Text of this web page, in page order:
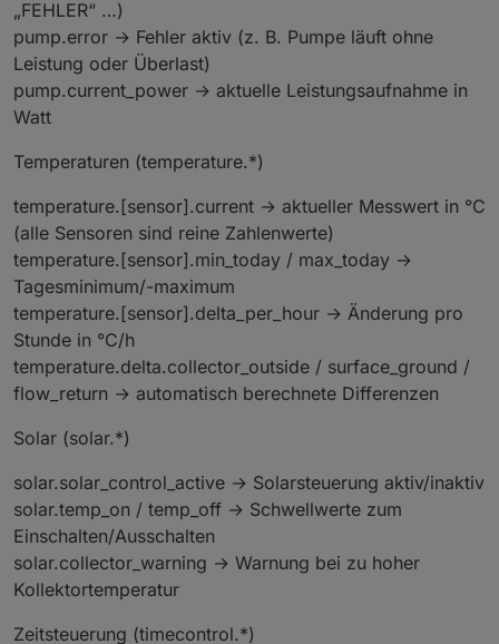
„FEHLER“ …)
pump.error → Fehler aktiv (z. B. Pumpe läuft ohne
Leistung oder Überlast)
pump.current_power → aktuelle Leistungsaufnahme in
Watt
Temperaturen (temperature.*)
temperature.[sensor].current → aktueller Messwert in °C
(alle Sensoren sind reine Zahlenwerte)
temperature.[sensor].min_today / max_today →
Tagesminimum/-maximum
temperature.[sensor].delta_per_hour → Änderung pro
Stunde in °C/h
temperature.delta.collector_outside / surface_ground /
flow_return → automatisch berechnete Differenzen
Solar (solar.*)
solar.solar_control_active → Solarsteuerung aktiv/inaktiv
solar.temp_on / temp_off → Schwellwerte zum
Einschalten/Ausschalten
solar.collector_warning → Warnung bei zu hoher
Kollektortemperatur
Zeitsteuerung (timecontrol.*)